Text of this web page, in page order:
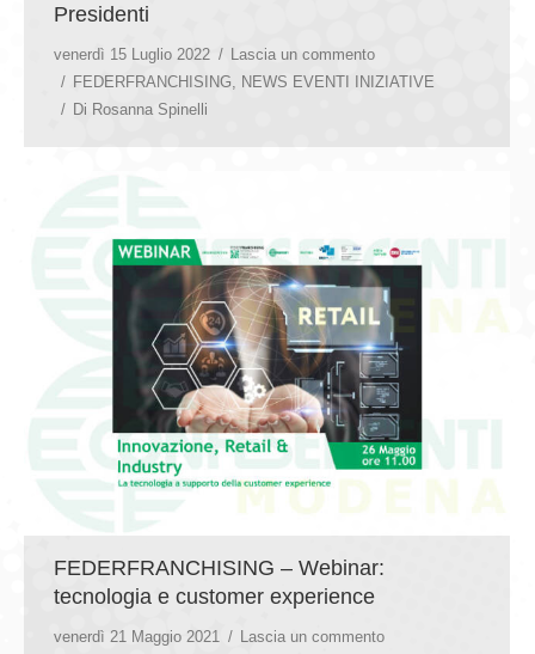
Presidenti
venerdì 15 Luglio 2022
Lascia un commento
FEDERFRANCHISING
NEWS EVENTI INIZIATIVE
Di Rosanna Spinelli
FEDERFRANCHISING – Webinar:
tecnologia e customer experience
venerdì 21 Maggio 2021
Lascia un commento